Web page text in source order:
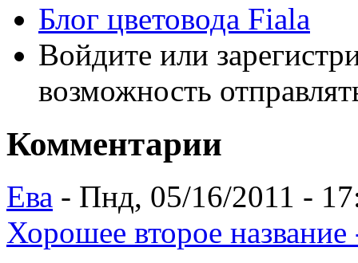
Блог цветовода Fiala
Войдите или
возможность
Комментарии
Ева - Пнд, 05/16/2011 -
Хорошее второе название